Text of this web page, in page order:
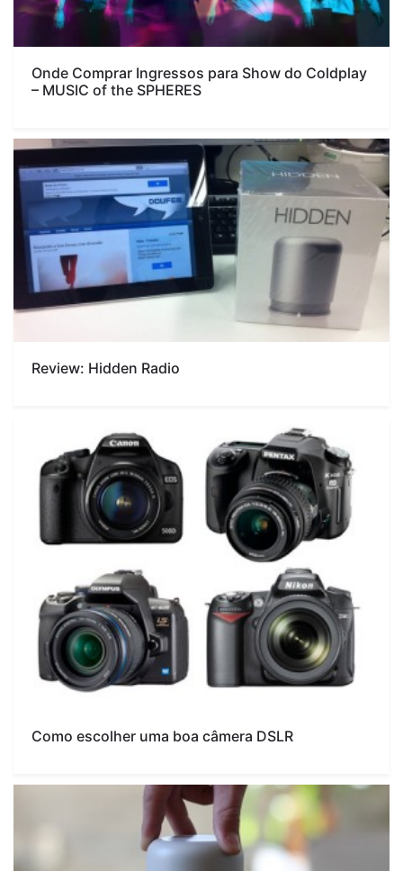
Onde Comprar Ingressos para Show do Coldplay
– MUSIC of the SPHERES
Review: Hidden Radio
Como escolher uma boa câmera DSLR